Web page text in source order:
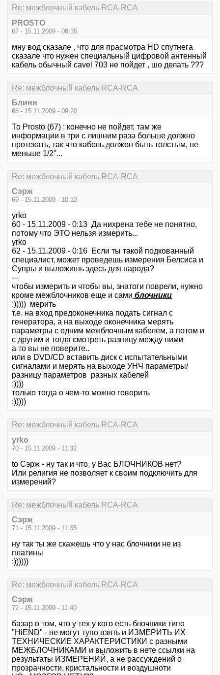
Re: межблочный кабель RCA-RCA
PROSTO
67 - 15.11.2009 - 08:35
мну вод сказале , что для прасмотра HD спутнега
сказале что нужен специальный цифровой антенный
кабель обычный cavel 703 не пойдет , шо делать ???
Re: межблочный кабель RCA-RCA
Блинн
68 - 15.11.2009 - 09:20
То Prosto (67) : конечно не пойдет, там же
информации в три с лишним раза больше должно
протекать, так что кабель должон быть толстым, не
меньше 1/2"...
Re: межблочный кабель RCA-RCA
Сэрж
69 - 15.11.2009 - 10:12
yrko
60 - 15.11.2009 - 0:13 Да нихрена тебе не понятно,
потому что ЭТО нельзя измерить...
yrko
62 - 15.11.2009 - 0:16 Если ты такой подкованный
специалист, может проведешь измерения Белсиса и
Супры и выложишь здесь для народа?
---
чтобы измерить и чтобы вы, знатоги поврели, нужно
кроме межблочников еще и сами блочники
:))))) мерить
т.е. на вход предоконечника подать сигнал с
генератора, а на выходе оконечника мерять
параметры с одним межблочным кабелем, а потом и
с другим и тогда смотреть разницу между ними
а то вы не поверите..
или в DVD/CD вставить диск с испытательными
сигналами и мерять на выходе УНЧ параметры/
разницу параметров разных кабелей
:))))
только тогда о чем-то можно говорить
:)))))
Re: межблочный кабель RCA-RCA
yrko
70 - 15.11.2009 - 11:32
to Сэрж - ну так и что, у Вас БЛОЧНИКОВ нет?
Или религия не позволяет к своим подключить для
измерений?
Re: межблочный кабель RCA-RCA
Сэрж
71 - 15.11.2009 - 11:35
ну так ты же скажешь что у нас блочники не из
платины
:))))))
Re: межблочный кабель RCA-RCA
Сэрж
72 - 15.11.2009 - 11:40
базар о том, что у тех у кого есть блочники типо
"HiEND" - не могут тупо взять и ИЗМЕРИТЬ ИХ
ТЕХНИЧЕСКИЕ ХАРАКТЕРИСТИКИ с разными
МЕЖБЛОЧНИКАМИ и выложить в нете ссылки на
результаты ИЗМЕРЕНИЙ, а не рассуждений о
прозрачности, кристальности и воздушноти